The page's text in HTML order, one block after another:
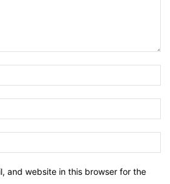
and website in this browser for the